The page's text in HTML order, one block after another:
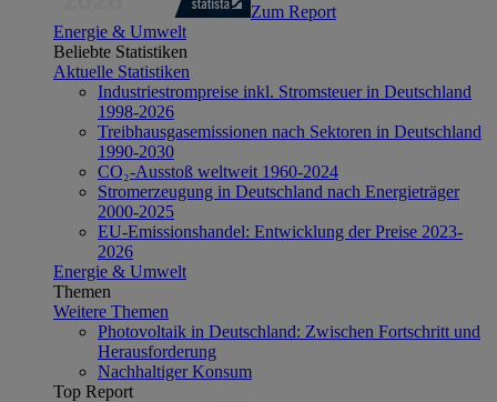
Zum Report
Energie & Umwelt
Beliebte Statistiken
Aktuelle Statistiken
Industriestrompreise inkl. Stromsteuer in Deutschland
1998-2026
Treibhausgasemissionen nach Sektoren in Deutschland
1990-2030
CO₂-Ausstoß weltweit 1960-2024
Stromerzeugung in Deutschland nach Energieträger
2000-2025
EU-Emissionshandel: Entwicklung der Preise 2023-
2026
Energie & Umwelt
Themen
Weitere Themen
Photovoltaik in Deutschland: Zwischen Fortschritt und
Herausforderung
Nachhaltiger Konsum
Top Report